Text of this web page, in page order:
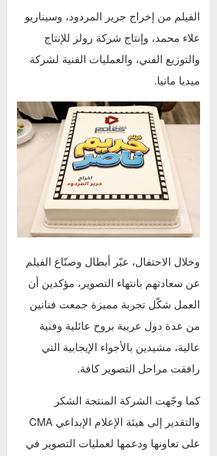
الفيلم من إخراج جرير المردود، وسيناريو
علاء محمد، وإنتاج شركة رولز للإنتاج
والتوزيع الفني، والعمليات الفنية لشركة
ميديا مانيا.
وخلال الاحتفال، عبّر أبطال وصنّاع الفيلم
عن سعادتهم بانتهاء التصوير، مؤكدين أن
العمل شكّل تجربة مميزة جمعت فنانين
من عدة دول عربية بروح عائلية وفنية
عالية، مشيدين بالأجواء الإيجابية التي
رافقت مراحل التصوير كافة.
كما وجّهت الشركة المنتجة الشكر
والتقدير إلى هيئة الإعلام الإبداعي CMA
على تعاونها ودعمها لعمليات التصوير في